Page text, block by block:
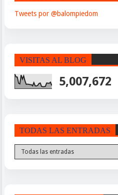
Tweets por @balompiedom
VISITAS AL BLOG
5,007,672
TODAS LAS ENTRADAS